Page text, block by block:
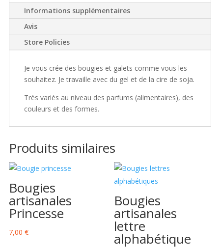
Informations supplémentaires
Avis
Store Policies
Je vous crée des bougies et galets comme vous les
souhaitez. Je travaille avec du gel et de la cire de soja.
Très variés au niveau des parfums (alimentaires), des
couleurs et des formes.
Produits similaires
Bougies
artisanales
Princesse
7,00€
Bougies
artisanales
lettre
alphabétique